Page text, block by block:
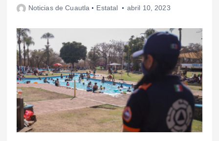
Noticias de Cuautla Estatal abril 10, 2023